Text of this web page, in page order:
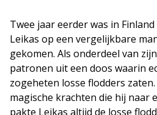
Twee jaar eerder was in
Leikas op een vergelijkbare
gekomen. Als onderdeel van
patronen uit een doos waarin
zogeheten losse flodders
magische krachten die hij naar
pakte Leikas altijd de losse